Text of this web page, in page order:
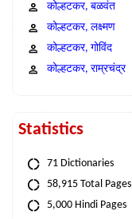
कोल्हटकर, बळवंत
कोल्हटकर, लक्ष्मण
कोल्हटकर, गोविंद
कोल्हटकर, राम्रचंद्र
Statistics
71 Dictionaries
58,915 Total Pages
5,000 Hindi Pages